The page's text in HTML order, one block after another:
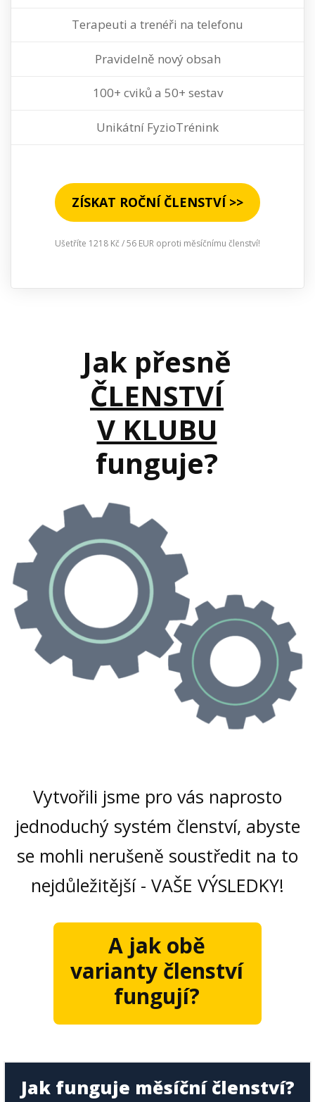
Terapeuti a trenéři na telefonu
Pravidelně nový obsah
100+ cviků a 50+ sestav
Unikátní FyzioTrénink
ZÍSKAT ROČNÍ ČLENSTVÍ >>
Ušetříte 1218 Kč / 56 EUR oproti měsíčnímu členství!
Jak přesně
ČLENSTVÍ
V KLUBU
funguje?
Vytvořili jsme pro vás naprosto
jednoduchý systém členství, abyste
se mohli nerušeně soustředit na to
nejdůležitější - VAŠE VÝSLEDKY!
A jak obě
varianty členství
fungují?
Jak funguje měsíční členství?